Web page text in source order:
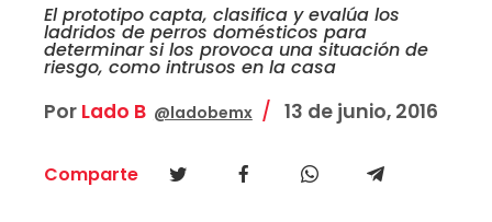
El prototipo capta, clasifica y evalúa los
ladridos de perros domésticos para
determinar si los provoca una situación de
riesgo, como intrusos en la casa
Por Lado B @ladobemx 13 de junio, 2016
Comparte